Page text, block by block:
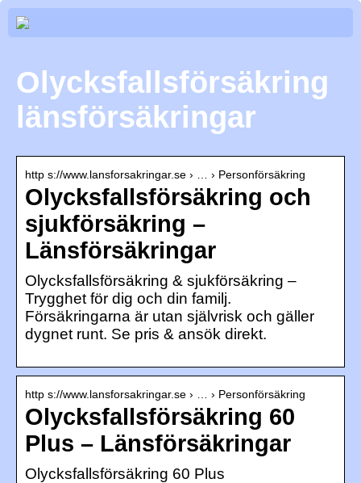
Olycksfallsförsäkring
länsförsäkringar
http s://www.lansforsakringar.se › … › Personförsäkring
Olycksfallsförsäkring och
sjukförsäkring –
Länsförsäkringar
Olycksfallsförsäkring & sjukförsäkring –
Trygghet för dig och din familj.
Försäkringarna är utan självrisk och gäller
dygnet runt. Se pris & ansök direkt.
http s://www.lansforsakringar.se › … › Personförsäkring
Olycksfallsförsäkring 60
Plus – Länsförsäkringar
Olycksfallsförsäkring 60 Plus